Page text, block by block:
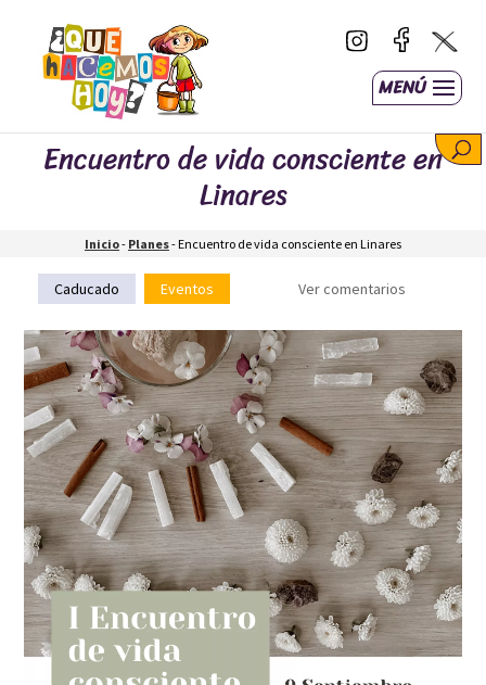
MENÚ
Encuentro de vida consciente en
Linares
Inicio- Planes- Encuentro de vida consciente en Linares
Caducado Eventos Ver comentarios